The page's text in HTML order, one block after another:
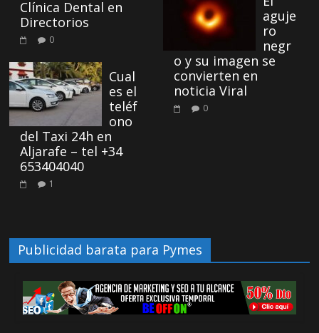
Clínica Dental en
Directorios
0
Cual
es el
teléf
ono
del Taxi 24h en
Aljarafe – tel +34
653404040
1
aguje
ro
negr
o y su imagen se
convierten en
noticia Viral
0
Publicidad barata para Pymes